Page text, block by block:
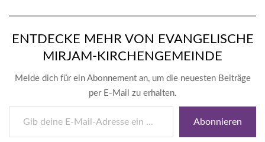
ENTDECKE MEHR VON EVANGELISCHE
MIRJAM-KIRCHENGEMEINDE
Melde dich für ein Abonnement an, um die neuesten Beiträge
per E-Mail zu erhalten.
deine
E-
Abonnieren